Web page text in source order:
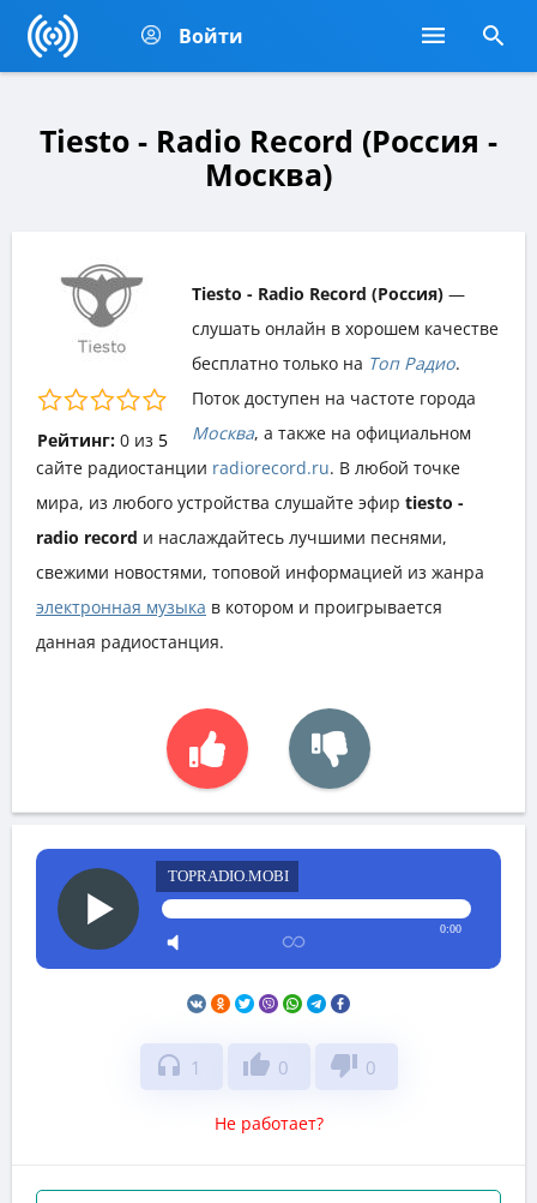
Войти
Tiesto - Radio Record (Россия -
Москва)
Рейтинг: 0из 5
Tiesto - Radio Record (Россия) —
слушать онлайн в хорошем качестве
бесплатно только на Топ Радио.
Поток доступен на частоте города
Москва, а также на официальном
сайте радиостанции radiorecord.ru. В любой точке
мира, из любого устройства слушайте эфир tiesto -
radio record и наслаждайтесь лучшими песнями,
свежими новостями, топовой информацией из жанра
электронная музыка в котором и проигрывается
данная радиостанция.
TOPRADIO.MOBI
0:00
headphones 1 thumb_up 0 thumb_down 0
Не работает?